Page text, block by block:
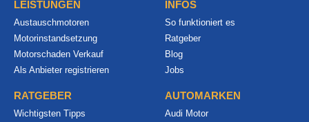
LEISTUNGEN
Austauschmotoren
Motorinstandsetzung
Motorschaden Verkauf
Als Anbieter registrieren
INFOS
So funktioniert es
Ratgeber
Blog
Jobs
RATGEBER
Wichtigsten Tipps
AUTOMARKEN
Audi Motor